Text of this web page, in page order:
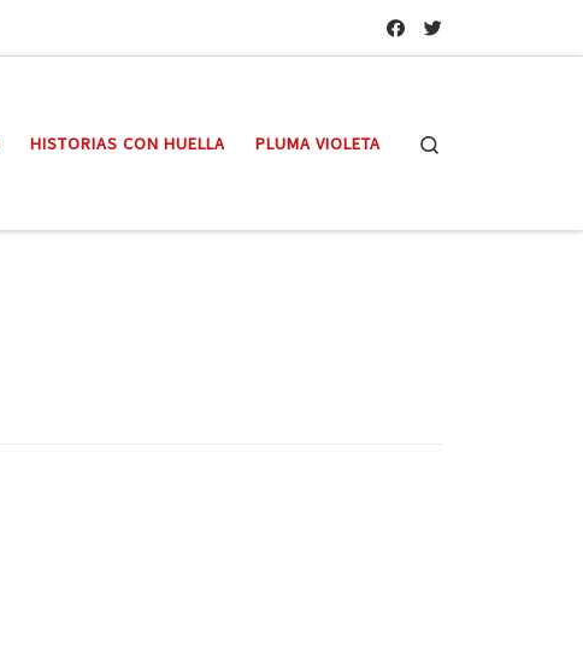
HISTORIAS CON HUELLA PLUMA VIOLETA